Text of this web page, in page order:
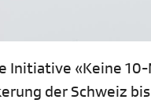
Initiative «Keine
der Schweiz